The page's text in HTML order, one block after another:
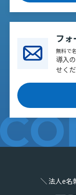
フ
無料で
導入
せくだ
＼ 法人e名